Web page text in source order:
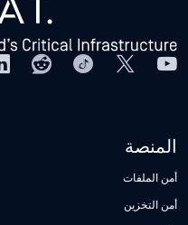
المنصة
أمن الملفات
أمن التخزين